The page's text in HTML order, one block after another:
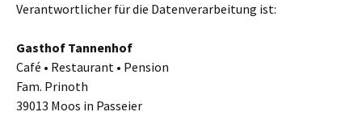
Verantwortlicher für die Datenverarbeitung ist:
Gasthof Tannenhof
Café • Restaurant • Pension
Fam. Prinoth
39013 Moos in Passeier